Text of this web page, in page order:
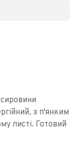
з п'янким
листі. Готовий